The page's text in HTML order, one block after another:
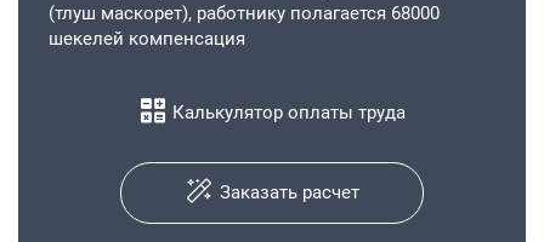
(тлуш маскорет), работнику полагается 68000
шекелей компенсация
Калькулятор оплаты труда
Заказать расчет